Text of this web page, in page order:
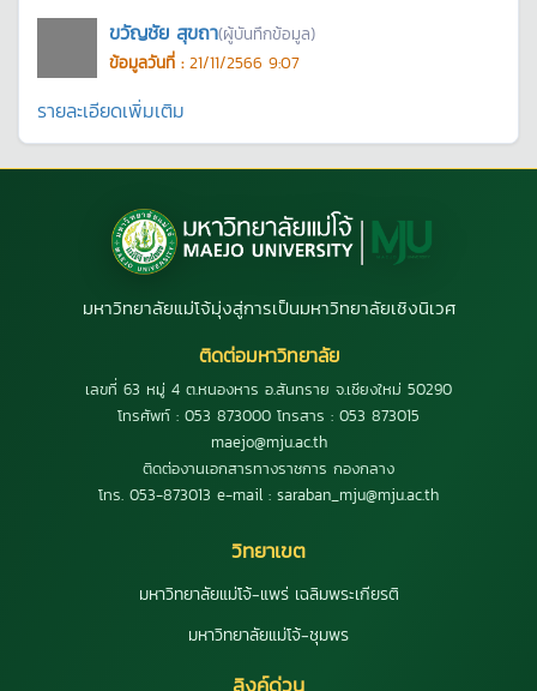
ขวัญชัย สุขถา(ผู้บันทึกข้อมูล)
ข้อมูลวันที่ : 21/11/2566 9:07
รายละเอียดเพิ่มเติม
มหาวิทยาลัยแม่โจ้มุ่งสู่การเป็นมหาวิทยาลัยเชิงนิเวศ
ติดต่อมหาวิทยาลัย
เลขที่ 63 หมู่ 4 ต.หนองหาร อ.สันทราย จ.เชียงใหม่ 50290
โทรศัพท์ : 053 873000 โทรสาร : 053 873015
maejo@mju.ac.th
ติดต่องานเอกสารทางราชการ กองกลาง
โทร. 053-873013 e-mail : saraban_mju@mju.ac.th
วิทยาเขต
มหาวิทยาลัยแม่โจ้-แพร่ เฉลิมพระเกียรติ
มหาวิทยาลัยแม่โจ้-ชุมพร
ลิงค์ด่วน